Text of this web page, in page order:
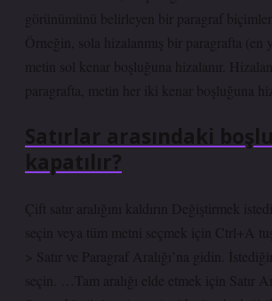
görünümünü belirleyen bir paragraf
Örneğin, sola hizalanmış bir paragrafta (en
metin sol kenar boşluğuna hizalanır.
paragrafta, metin her iki kenar boşluğuna
Satırlar arasındaki
kapatılır?
Çift satır aralığını kaldırın Değiştirmek
seçin veya tüm metni seçmek için Ctrl+A
> Satır ve Paragraf Aralığı’na gidin.
seçin. …Tam aralığı elde etmek için Satır